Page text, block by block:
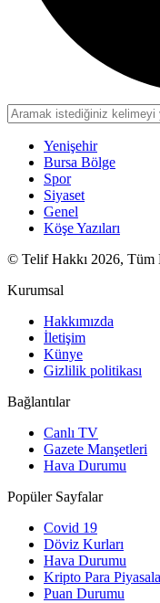
Yenişehir
Bursa Bölge
Spor
Siyaset
Genel
Köşe Yazıları
© Telif Hakkı 2026, Tüm
Kurumsal
Hakkımızda
İletişim
Künye
Gizlilik politikası
Bağlantılar
Canlı TV
Gazete Manşetleri
Hava Durumu
Popüler Sayfalar
Covid 19
Döviz Kurları
Hava Durumu
Kripto Para
Puan Durumu